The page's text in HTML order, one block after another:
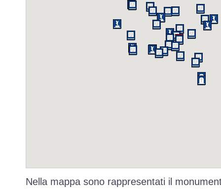
Nella mappa sono rappresentati il